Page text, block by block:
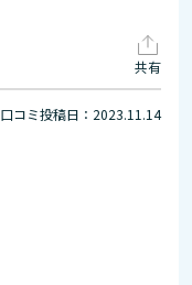
共有
口コミ投稿日：2023.11.14